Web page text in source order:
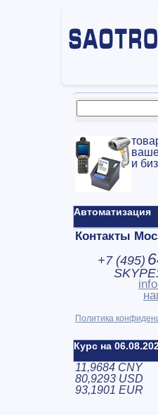
и
Автоматизация
Контакты
+7 (495)
Политика
Курс на
11,9684 CNY
80,9293 USD
93,1901 EUR